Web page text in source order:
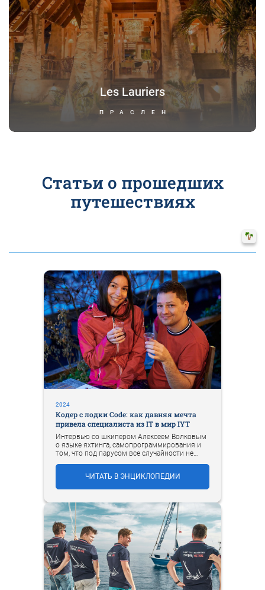
Les Lauriers
ПРАСЛЕН
Статьи о прошедших
путешествиях
2024
Кодер с лодки Code: как давняя мечта
привела специалиста из IT в мир IYT
Интервью со шкипером Алексеем Волковым
о языке яхтинга, самопрограммирования и
том, что под парусом все случайности не
ЧИТАТЬ В ЭНЦИКЛОПЕДИИ